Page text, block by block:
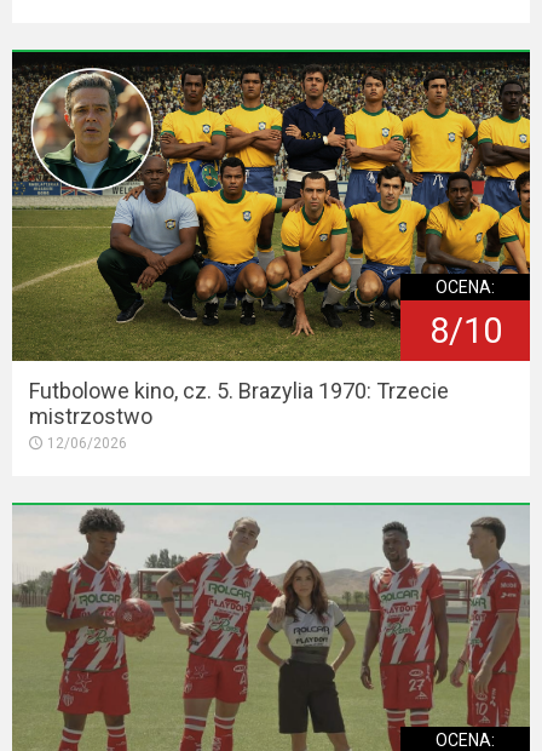
OCENA:
8/10
Futbolowe kino, cz. 5. Brazylia 1970: Trzecie
mistrzostwo
12/06/2026
OCENA: